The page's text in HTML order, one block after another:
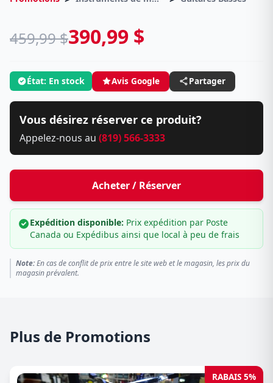
459,99 $390,99 $
État: En stock Avis Google Partager
Vous désirez réserver ce produit?
Appelez-nous au (819) 566-3333
Acheter / Réserver
Expédition disponible: Prix expédition par Poste
Canada ou Expédibus ainsi que local à peu de frais
Note:En cas de conflit de prix entre le site web et le magasin, les prix du
magasin prévalent.
Plus de Promotions
RABAIS 5%